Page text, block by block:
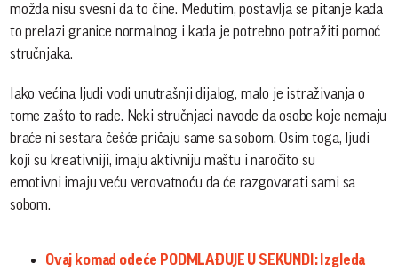
možda nisu svesni da to čine. Međutim, postavlja se pitanje kada
to prelazi granice normalnog i kada je potrebno potražiti pomoć
stručnjaka.
Iako većina ljudi vodi unutrašnji dijalog, malo je istraživanja o
tome zašto to rade. Neki stručnjaci navode da osobe koje nemaju
braće ni sestara češće pričaju same sa sobom. Osim toga, ljudi
koji su kreativniji, imaju aktivniju maštu i naročito su
emotivni imaju veću verovatnoću da će razgovarati sami sa
sobom.
Ovaj komad odeće PODMLAĐUJE U SEKUNDI: Izgleda